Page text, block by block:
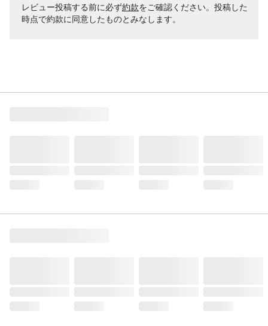
レビュー投稿する前に必ず約款をご確認ください。投稿した
時点で約款に同意したものとみなします。